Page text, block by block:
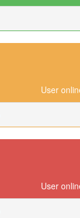
User
User